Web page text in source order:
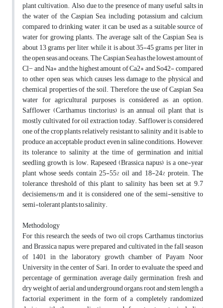
plant cultivation. Also, due to the presence of many useful salts in
the water of the Caspian Sea, including potassium and calcium,
compared to drinking water, it can be used as a suitable source of
water for growing plants. The average salt of the Caspian Sea is
about 13 grams per liter, while it is about 35-45 grams per liter in
the open seas and oceans. The Caspian Sea has the lowest amount of
Cl− and Na+ and the highest amount of Ca2+ and So42- compared
to other open seas, which causes less damage to the physical and
chemical properties of the soil. Therefore, the use of Caspian Sea
water for agricultural purposes is considered as an option.
Safflower (Carthamus tinctorius) is an annual oil plant that is
mostly cultivated for oil extraction today. Safflower is considered
one of the crop plants relatively resistant to salinity and it is able to
produce an acceptable product even in saline conditions. However,
its tolerance to salinity at the time of germination and initial
seedling growth is low. Rapeseed (Brassica napus) is a one-year
plant whose seeds contain 25-55% oil and 18-24% protein. The
tolerance threshold of this plant to salinity has been set at 9.7
decisiemens/m and it is considered one of the semi-sensitive to
semi-tolerant plants to salinity.
Methodology
For this research, the seeds of two oil crops, Carthamus tinctorius
and Brassica napus, were prepared and cultivated in the fall season
of 1401 in the laboratory growth chamber of Payam Noor
University in the center of Sari. In order to evaluate the speed and
percentage of germination, average daily germination, fresh and
dry weight of aerial and underground organs, root and stem length, a
factorial experiment in the form of a completely randomized